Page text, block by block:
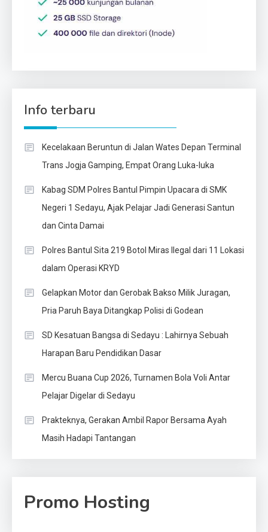
Info terbaru
Kecelakaan Beruntun di Jalan Wates Depan Terminal
Trans Jogja Gamping, Empat Orang Luka-luka
Kabag SDM Polres Bantul Pimpin Upacara di SMK
Negeri 1 Sedayu, Ajak Pelajar Jadi Generasi Santun
dan Cinta Damai
Polres Bantul Sita 219 Botol Miras Ilegal dari 11 Lokasi
dalam Operasi KRYD
Gelapkan Motor dan Gerobak Bakso Milik Juragan,
Pria Paruh Baya Ditangkap Polisi di Godean
SD Kesatuan Bangsa di Sedayu : Lahirnya Sebuah
Harapan Baru Pendidikan Dasar
Mercu Buana Cup 2026, Turnamen Bola Voli Antar
Pelajar Digelar di Sedayu
Prakteknya, Gerakan Ambil Rapor Bersama Ayah
Masih Hadapi Tantangan
Promo Hosting